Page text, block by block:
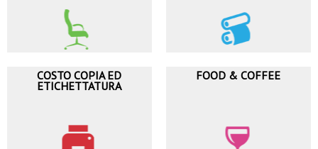
COSTO COPIA ED
ETICHETTATURA
FOOD & COFFEE